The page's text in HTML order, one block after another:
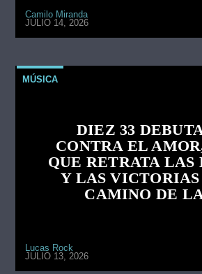
Camilo Miranda
JULIO 14, 2026
MÚSICA
DIEZ 33
CONTRA EL
QUE RETRATA LAS
Y LAS
CAMINO DE
Lucas Rock
JULIO 13, 2026